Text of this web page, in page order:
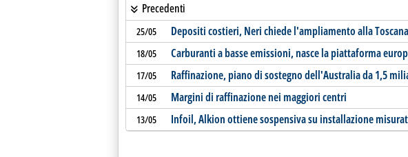
Precedenti
25/05 Depositi costieri, Neri chiede l'ampliamento alla Toscana
18/05 Carburanti a basse emissioni, nasce la piattaforma
17/05 Raffinazione, piano di sostegno dell'Australia da 1,5
14/05 Margini di raffinazione nei maggiori centri
13/05 Infoil, Alkion ottiene sospensiva su installazione